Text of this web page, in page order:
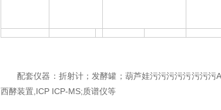
配套仪器：折射计；发酵罐；葫芦娃污污污污污污污污
西酵装置 ,ICP ICP-MS;质谱仪等